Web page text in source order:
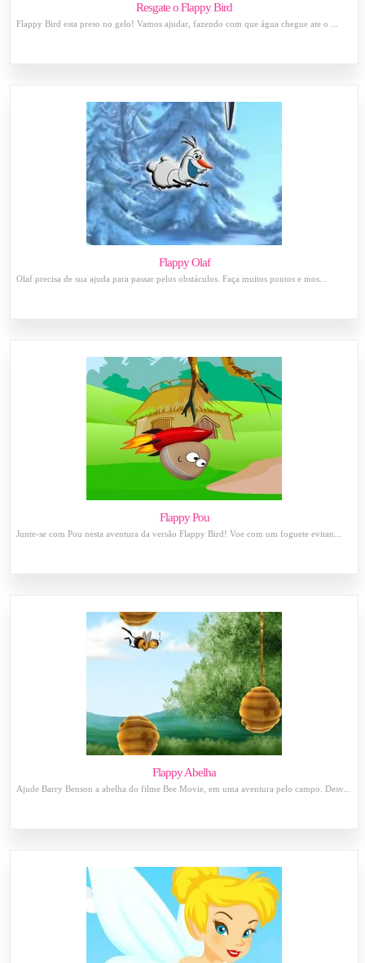
Resgate o Flappy Bird
Flappy Bird esta preso no gelo! Vamos ajudar, fazendo com que água chegue ate o ...
Flappy Olaf
Olaf precisa de sua ajuda para passar pelos obstáculos. Faça muitos pontos e mos...
Flappy Pou
Junte-se com Pou nesta aventura da versão Flappy Bird! Voe com um foguete evitan...
Flappy Abelha
Ajude Barry Benson a abelha do filme Bee Movie, em uma aventura pelo campo. Desv...